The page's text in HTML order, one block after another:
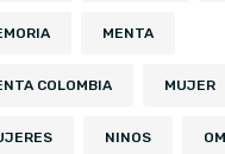
MENTA
COLOMBIA MUJER
NINOS